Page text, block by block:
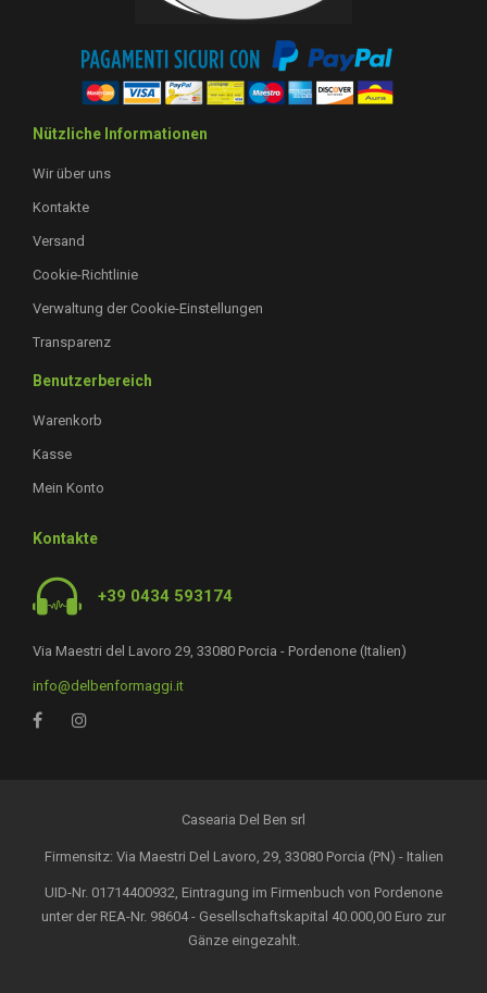
Nützliche Informationen
Wir über uns
Kontakte
Versand
Cookie-Richtlinie
Verwaltung der Cookie-Einstellungen
Transparenz
Benutzerbereich
Warenkorb
Kasse
Mein Konto
Kontakte
+39 0434 593174
Via Maestri del Lavoro 29, 33080 Porcia - Pordenone (Italien)
info@delbenformaggi.it
Casearia Del Ben srl
Firmensitz: Via Maestri Del Lavoro, 29, 33080 Porcia (PN) - Italien
UID-Nr. 01714400932, Eintragung im Firmenbuch von Pordenone
unter der REA-Nr. 98604 - Gesellschaftskapital 40.000,00 Euro zur
Gänze eingezahlt.